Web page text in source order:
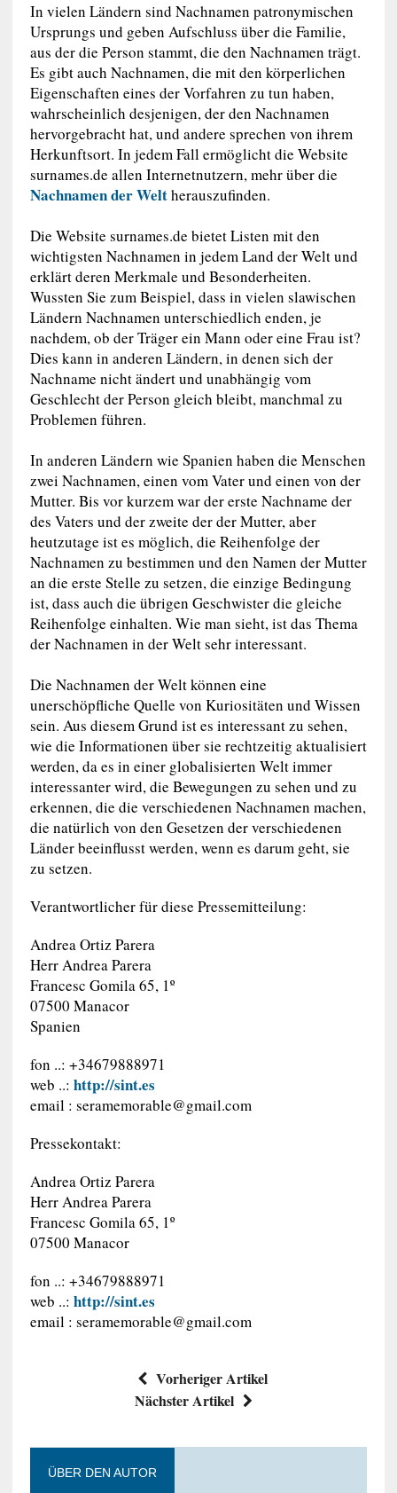
In vielen Ländern sind Nachnamen patronymischen
Ursprungs und geben Aufschluss über die Familie,
aus der die Person stammt, die den Nachnamen trägt.
Es gibt auch Nachnamen, die mit den körperlichen
Eigenschaften eines der Vorfahren zu tun haben,
wahrscheinlich desjenigen, der den Nachnamen
hervorgebracht hat, und andere sprechen von ihrem
Herkunftsort. In jedem Fall ermöglicht die Website
surnames.de allen Internetnutzern, mehr über die
Nachnamen der Weltherauszufinden.
Die Website surnames.de bietet Listen mit den
wichtigsten Nachnamen in jedem Land der Welt und
erklärt deren Merkmale und Besonderheiten.
Wussten Sie zum Beispiel, dass in vielen slawischen
Ländern Nachnamen unterschiedlich enden, je
nachdem, ob der Träger ein Mann oder eine Frau ist?
Dies kann in anderen Ländern, in denen sich der
Nachname nicht ändert und unabhängig vom
Geschlecht der Person gleich bleibt, manchmal zu
Problemen führen.
In anderen Ländern wie Spanien haben die Menschen
zwei Nachnamen, einen vom Vater und einen von der
Mutter. Bis vor kurzem war der erste Nachname der
des Vaters und der zweite der der Mutter, aber
heutzutage ist es möglich, die Reihenfolge der
Nachnamen zu bestimmen und den Namen der Mutter
an die erste Stelle zu setzen, die einzige Bedingung
ist, dass auch die übrigen Geschwister die gleiche
Reihenfolge einhalten. Wie man sieht, ist das Thema
der Nachnamen in der Welt sehr interessant.
Die Nachnamen der Welt können eine
unerschöpfliche Quelle von Kuriositäten und Wissen
sein. Aus diesem Grund ist es interessant zu sehen,
wie die Informationen über sie rechtzeitig aktualisiert
werden, da es in einer globalisierten Welt immer
interessanter wird, die Bewegungen zu sehen und zu
erkennen, die die verschiedenen Nachnamen machen,
die natürlich von den Gesetzen der verschiedenen
Länder beeinflusst werden, wenn es darum geht, sie
zu setzen.
Verantwortlicher für diese Pressemitteilung:
Andrea Ortiz Parera
Herr Andrea Parera
Francesc Gomila 65, 1º
07500 Manacor
Spanien
fon ..: +34679888971
web ..: http://sint.es
email : seramemorable@gmail.com
Pressekontakt:
Andrea Ortiz Parera
Herr Andrea Parera
Francesc Gomila 65, 1º
07500 Manacor
fon ..: +34679888971
web ..: http://sint.es
email : seramemorable@gmail.com
Vorheriger Artikel
Nächster Artikel
ÜBER DEN AUTOR